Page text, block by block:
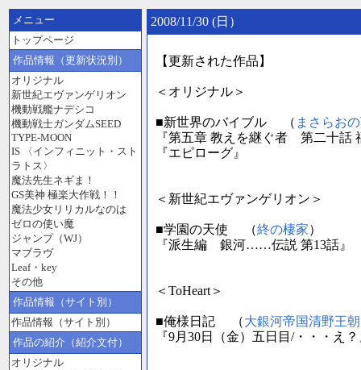
メニュー
トップページ
作品情報（更新状況別）
オリジナル
新世紀エヴァンゲリオン
機動戦艦ナデシコ
機動戦士ガンダムSEED
TYPE-MOON
IS 〈インフィニット・スト
ラトス〉
魔法先生ネギま！
GS美神 極楽大作戦！！
魔法少女リリカルなのは
ゼロの使い魔
ジャンプ（WJ）
マブラヴ
Leaf・key
その他
作品情報（サイト別）
作品情報（サイト別）
作品の紹介（紹介文付）
オリジナル
2008/11/30 (日）
【更新された作品】
＜オリジナル＞
■新世界のバイブル （ まさらお
『第五章 教えを継ぐ者 第二十話
『エピローグ』
＜新世紀エヴァンゲリオン＞
■学園の天使 （終の棲家）
『派生編 銀河……伝説 第13話』
＜ToHeart＞
■俺様日記 （大銀河帝国清野王朝
『9月30日（金）五日目/・・・え